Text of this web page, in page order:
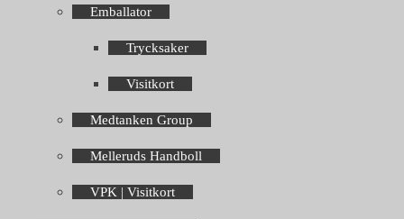
Emballator
Trycksaker
Visitkort
Medtanken Group
Melleruds Handboll
VPK | Visitkort